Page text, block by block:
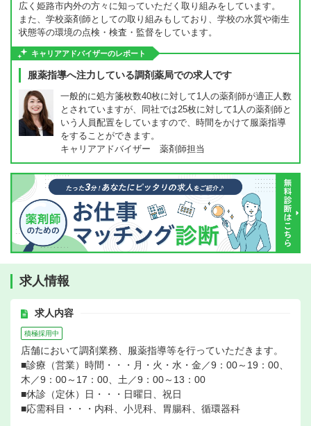
広く姫路市内外の方々に知っていただく取り組みをしています。
また、学校薬剤師としての取り組みもしており、学校の水質や衛生
状態等の環境の点検・検査・監督をしています。
キャリアアドバイザーのレポート
服薬指導へ注力している調剤薬局での求人です
一般的に処方箋枚数40枚に対して1人の薬剤師が適正人数
とされていますが、同社では25枚に対して1人の薬剤師と
いう人員配置をしていますので、時間をかけて服薬指導
をすることができます。
キャリアアドバイザー 薬剤師担当
求人情報
求人内容
積極採用中
店舗において調剤業務、服薬指導等を行っていただきます。
■診療（営業）時間・・・月・火・水・金／9：00～19：00、
木／9：00～17：00、土／9：00～13：00
■休診（定休）日・・・日曜日、祝日
■応需科目・・・内科、小児科、胃腸科、循環器科